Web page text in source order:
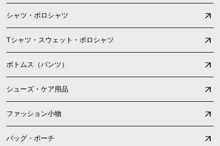
シャツ・ポロシャツ
Tシャツ・スウェット・ポロシャツ
ボトムス（パンツ）
シューズ・ケア用品
ファッション小物
バッグ・ポーチ